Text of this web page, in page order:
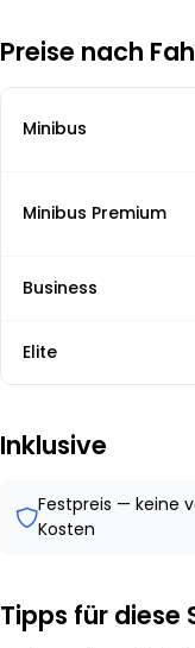
Preise nach
Minibus
Minibus Premium
Business
Elite
Inklusive
Festpreis — keine
Kosten
Tipps für diese